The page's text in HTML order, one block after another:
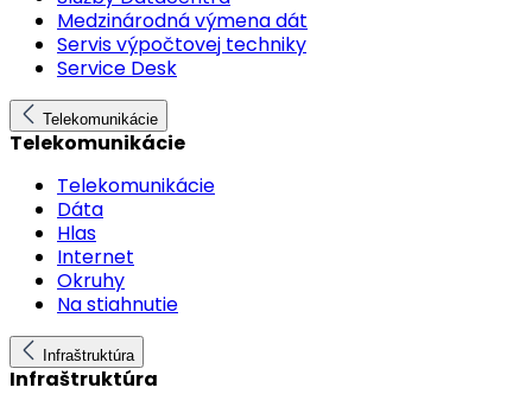
Medzinárodná výmena dát
Servis výpočtovej techniky
Service Desk
Telekomunikácie
Telekomunikácie
Telekomunikácie
Dáta
Hlas
Internet
Okruhy
Na stiahnutie
Infraštruktúra
Infraštruktúra